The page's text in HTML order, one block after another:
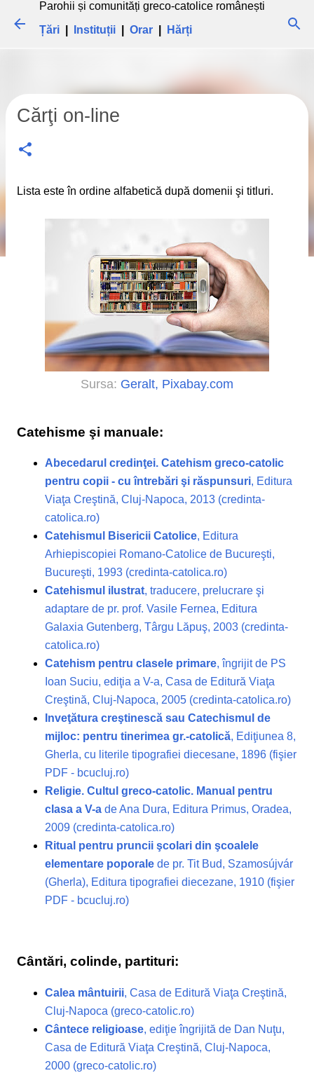
Parohii și comunități greco-catolice românești
Țări
Instituții Orar Hărți
Cărţi on-line
Lista este în ordine alfabetică după domenii şi titluri.
Sursa: Geralt, Pixabay.com
Catehisme şi manuale:
Abecedarul credinţei. Catehism greco-catolic
pentru copii - cu întrebări şi răspunsuri, Editura
Viaţa Creştină, Cluj-Napoca, 2013 (credinta-
catolica.ro)
Catehismul Bisericii Catolice, Editura
Arhiepiscopiei Romano-Catolice de Bucureşti,
Bucureşti, 1993 (credinta-catolica.ro)
Catehismul ilustrat, traducere, prelucrare şi
adaptare de pr. prof. Vasile Fernea, Editura
Galaxia Gutenberg, Târgu Lăpuş, 2003 (credinta-
catolica.ro)
Catehism pentru clasele primare, îngrijit de PS
Ioan Suciu, ediţia a V-a, Casa de Editură Viaţa
Creştină, Cluj-Napoca, 2005 (credinta-catolica.ro)
Inveţătura creştinescă sau Catechismul de
mijloc: pentru tinerimea gr.-catolică, Ediţiunea 8,
Gherla, cu literile tipografiei diecesane, 1896 (fişier
PDF - bcucluj.ro)
Religie. Cultul greco-catolic. Manual pentru
clasa a V-a de Ana Dura, Editura Primus, Oradea,
2009 (credinta-catolica.ro)
Ritual pentru pruncii şcolari din şcoalele
elementare poporale de pr. Tit Bud, Szamosújvár
(Gherla), Editura tipografiei diecezane, 1910 (fişier
PDF - bcucluj.ro)
Cântări, colinde, partituri:
Calea mântuirii, Casa de Editură Viaţa Creştină,
Cluj-Napoca (greco-catolic.ro)
Cântece religioase, ediţie îngrijită de Dan Nuţu,
Casa de Editură Viaţa Creştină, Cluj-Napoca,
2000 (greco-catolic.ro)